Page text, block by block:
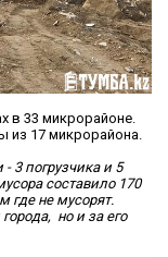
в 33 микрорайоне.
из 17 микрорайона.
3 погрузчика и 5
составило 170
где не мусорят.
но и за его